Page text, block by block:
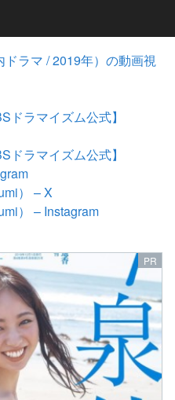
ドラマ / 2019年）の動画視
ドラマイズム公式】
ドラマイズム公式】
） – X
） – Instagram